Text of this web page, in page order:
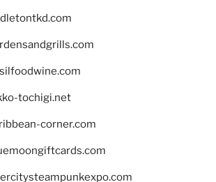
tochigi.net
corner.com